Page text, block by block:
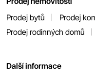
Prodej bytů
Prodej
Prodej rodinných domů
Další informace